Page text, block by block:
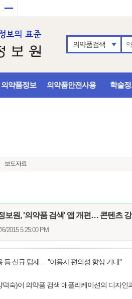
의약품검색
의약품정보 의약품안전사용 학술
보도자료
보원, '의약품 검색' 앱 개편… 콘텐츠
6/2015 5:25:00 PM
등 신규 탑재… "이용자 편의성 향상 기대"
덕숙)이 의약품 검색 애플리케이션의 디자인